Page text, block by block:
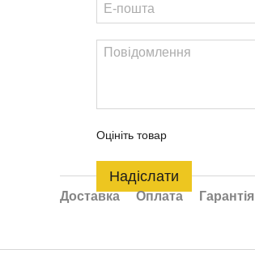
Оцініть товар
Надіслати
Доставка Оплата Гарантія